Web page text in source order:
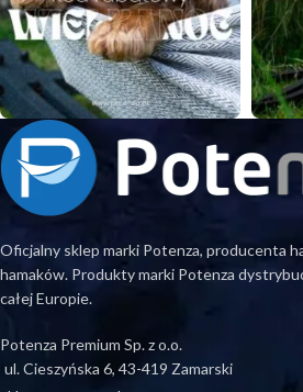
Oficjalny sklep marki Potenza, producenta
hamaków. Produkty marki Potenza
całej Europie.
Potenza Premium Sp. z o.o.
ul. Cieszyńska 6, 43-419 Zamarski